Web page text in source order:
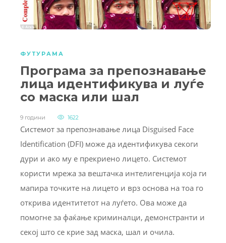
ФУТУРАМА
Програма за препознавање
лица идентификува и луѓе
со маска или шал
9 години 1622
Системот за препознавање лица Disguised Face
Identification (DFI) може да идентификува секоги
дури и ако му е прекриено лицето. Системот
користи мрежа за вештачка интелигенција која ги
мапира точките на лицето и врз основа на тоа го
открива идентитетот на луѓето. Ова може да
помогне за фаќање криминалци, демонстранти и
секој што се крие зад маска, шал и очила.